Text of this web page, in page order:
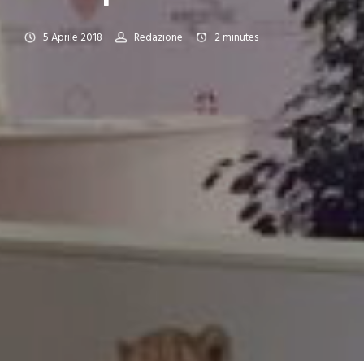
5 Aprile 2018 Redazione 2minutes